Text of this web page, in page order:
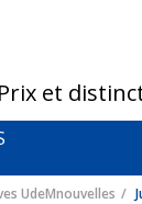
/Prix et
UdeMnouvelles